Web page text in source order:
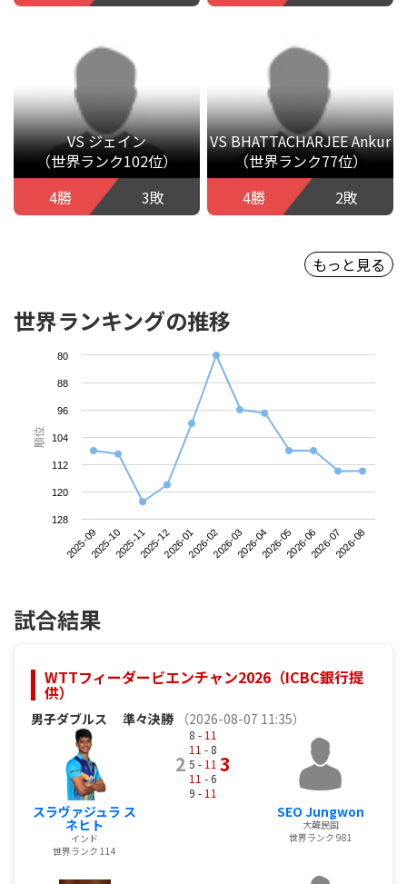
VS ジェイン
（世界ランク102位）
4勝
3敗
VS BHATTACHARJEE Ankur
（世界ランク77位）
4勝
2敗
もっと見る
世界ランキングの推移
順位
2025-092025-102025-112025-122026-012026-022026-032026-042026-052026-062026-072026-08
80
88
96
104
112
120
128
試合結果
WTTフィーダービエンチャン2026（ICBC銀行提
供）
男子ダブルス 準々決勝 （2026-08-07 11:35）
スラヴァジュラ ス
ネヒト
インド
世界ランク 114
2
8 - 11
11 - 8
5 - 11
11 - 6
9 - 11
3
SEO Jungwon
大韓民国
世界ランク 981